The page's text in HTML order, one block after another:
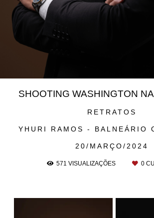
RETRATOS
YHURI RAMOS - BALNEÁRIO
20/MARÇO/2024
SHOOTING WASHINGTON
571 VISUALIZAÇÕES 0